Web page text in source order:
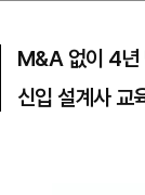
M&A 없이 4년
신입 설계사 교